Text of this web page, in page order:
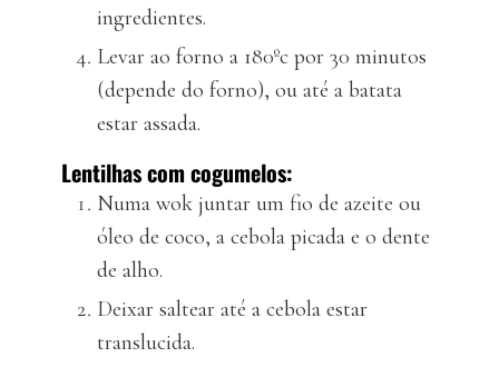
ingredientes.
Levar ao forno a 180ºc por 30 minutos
(depende do forno), ou até a batata
estar assada.
Lentilhas com cogumelos:
Numa wok juntar um fio de azeite ou
óleo de coco, a cebola picada e o dente
de alho.
Deixar saltear até a cebola estar
translucida.